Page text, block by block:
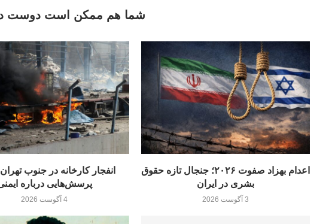
شما هم ممکن است دوست
پرسش‌هایی درباره
4 آگوست 2026
اعدام بهزاد صفوت ۲۰۲۶؛ جنجال تازه حقوق
بشری در ایران
3 آگوست 2026